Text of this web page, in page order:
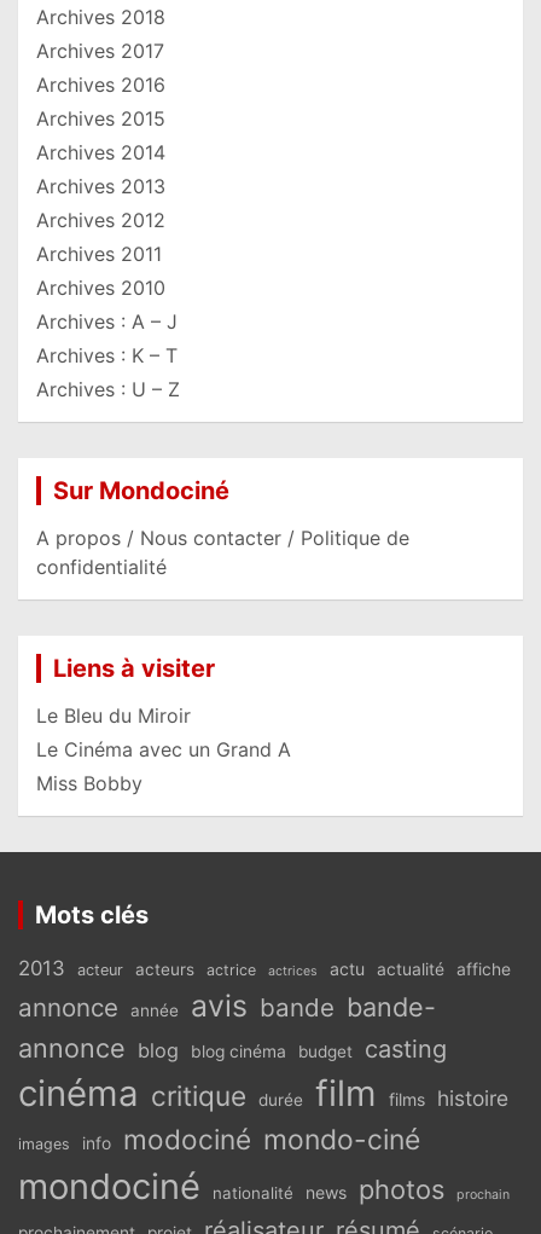
Archives 2018
Archives 2017
Archives 2016
Archives 2015
Archives 2014
Archives 2013
Archives 2012
Archives 2011
Archives 2010
Archives : A – J
Archives : K – T
Archives : U – Z
Sur Mondociné
A propos / Nous contacter / Politique de
confidentialité
Liens à visiter
Le Bleu du Miroir
Le Cinéma avec un Grand A
Miss Bobby
Mots clés
2013 acteur acteurs actrice actrices actu actualité affiche
annonce année avis bande bande-
annonce blog blog cinéma budget casting
cinéma critique durée film films histoire
images info modociné mondo-ciné
mondociné nationalité news photos prochain